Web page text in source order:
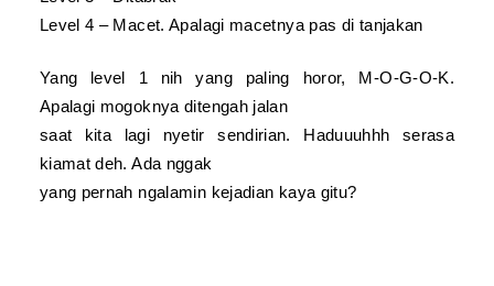
Level 4 – Macet. Apalagi macetnya pas di tanjakan
Yang level 1 nih yang paling horor,
M-O-G-O-K.
Apalagi mogoknya ditengah jalan
saat kita lagi nyetir sendirian. Haduuuhhh serasa
kiamat deh. Ada nggak
yang pernah ngalamin kejadian kaya gitu?